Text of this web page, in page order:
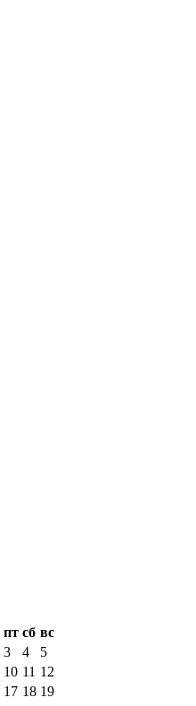
пт сб вс
3 4
5
10 11 12
17 18 19